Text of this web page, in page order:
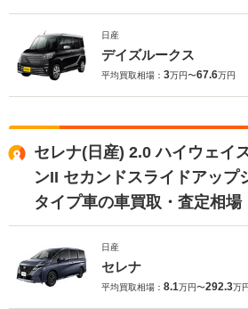
日産
デイズルークス
平均買取相場： 3万円〜67.6万円
セレナ(日産) 2.0 ハイウェイ
ンII セカンドスライドアップ
タイプ車の車買取・査定相場
日産
セレナ
平均買取相場： 8.1万円〜292.3万